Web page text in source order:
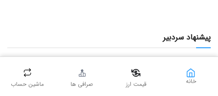
پیشنهاد سردبیر
خانه قیمت ارز صرافی ها ماشین حساب